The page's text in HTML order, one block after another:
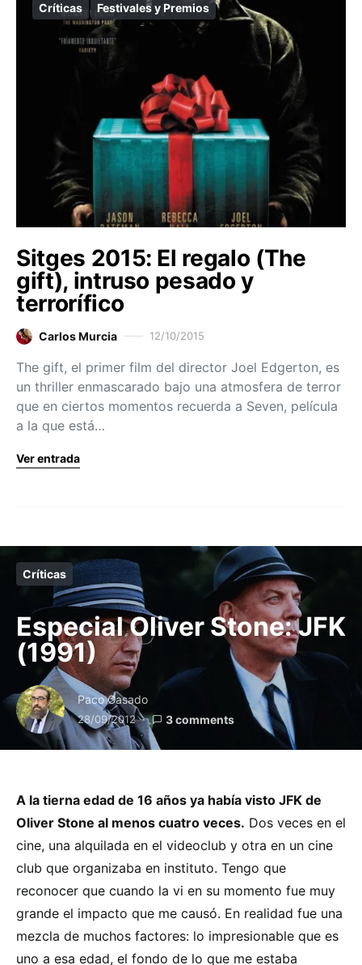
Críticas Festivales y Premios
Sitges 2015: El regalo (The
gift), intruso pesado y
terrorífico
Carlos Murcia 12/10/2015
The gift, el primer film del director Joel Edgerton, es
un thriller enmascarado bajo una atmosfera de terror
que en ciertos momentos recuerda a Seven, película
a la que está…
Ver entrada
Críticas
Especial Oliver Stone: JFK
(1991)
Paco Casado
28/09/2012 3 comments
A la tierna edad de 16 años ya había visto JFK de
Oliver Stone al menos cuatro veces. Dos veces en el
cine, una alquilada en el videoclub y otra en un cine
club que organizaba en instituto. Tengo que
reconocer que cuando la vi en su momento fue muy
grande el impacto que me causó. En realidad fue una
mezcla de muchos factores: lo impresionable que es
uno a esa edad, el fondo de lo que me estaba